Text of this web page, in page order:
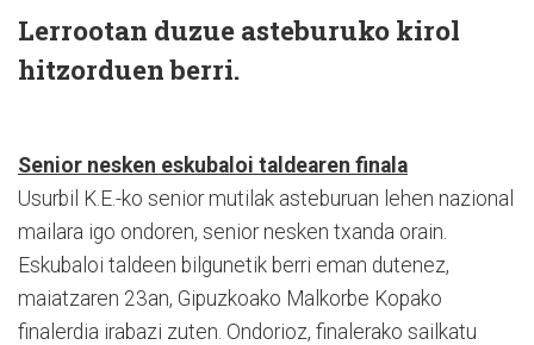
Lerrootan duzue asteburuko kirol
hitzorduen berri.
Senior nesken eskubaloi taldearen finala
Usurbil K.E.-ko senior mutilak asteburuan lehen nazional
mailara igo ondoren, senior nesken txanda orain.
Eskubaloi taldeen bilgunetik berri eman dutenez,
maiatzaren 23an, Gipuzkoako Malkorbe Kopako
finalerdia irabazi zuten. Ondorioz, finalerako sailkatu